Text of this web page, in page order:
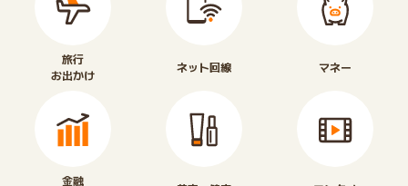
旅行
お出かけ
ネット回線 マネー
金融